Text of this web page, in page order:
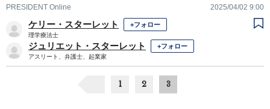
PRESIDENT Online 2025/04/02 9:00
ケリー・スターレット +フォロー
理学療法士
ジュリエット・スターレット +フォロー
アスリート、弁護士、起業家
1 2 3